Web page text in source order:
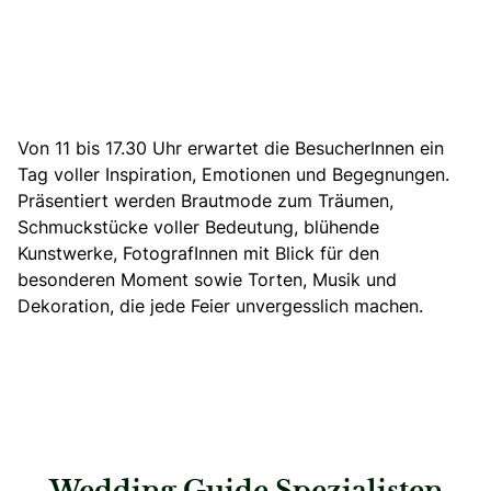
Von 11 bis 17.30 Uhr erwartet die BesucherInnen ein
Tag voller Inspiration, Emotionen und Begegnungen.
Präsentiert werden Brautmode zum Träumen,
Schmuckstücke voller Bedeutung, blühende
Kunstwerke, FotografInnen mit Blick für den
besonderen Moment sowie Torten, Musik und
Dekoration, die jede Feier unvergesslich machen.